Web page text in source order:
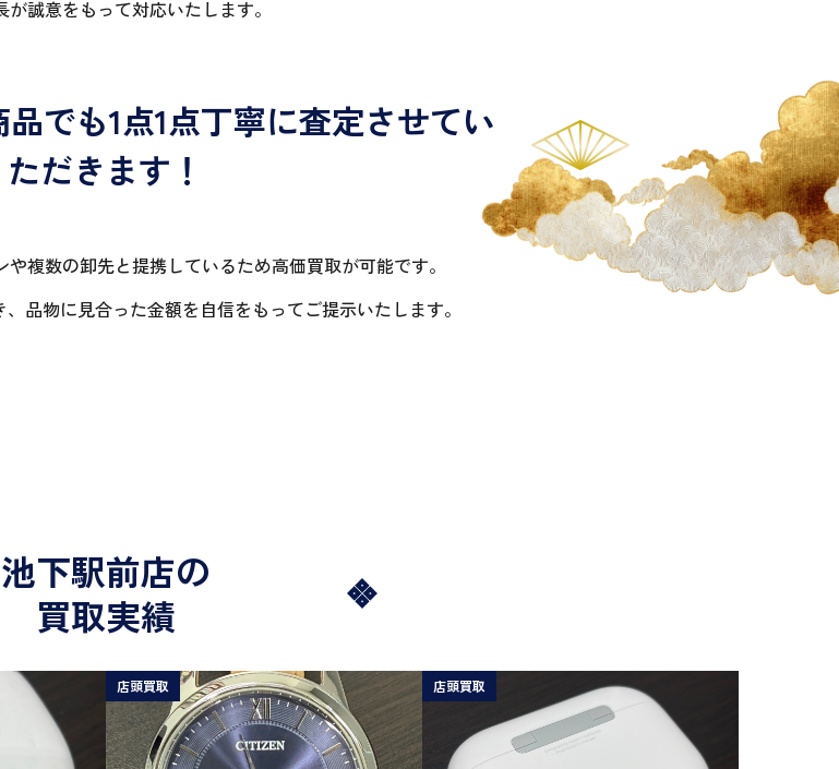
が誠意をもって対応いたします。
でも1点1点丁寧に査定させてい
ただきます！
複数の卸先と提携しているため高価買取が可能です。
品物に見合った金額を自信をもってご提示いたします。
池下駅前店の
買取実績
店頭買取 店頭買取